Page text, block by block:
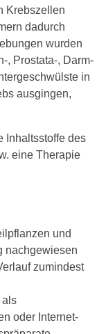
Krebszellen
dadurch
wurden
, Prostata-, Darm-
in
ausgingen,
Inhaltsstoffe des
eine Therapie
und
nachgewiesen
zumindest
als
oder Internet-